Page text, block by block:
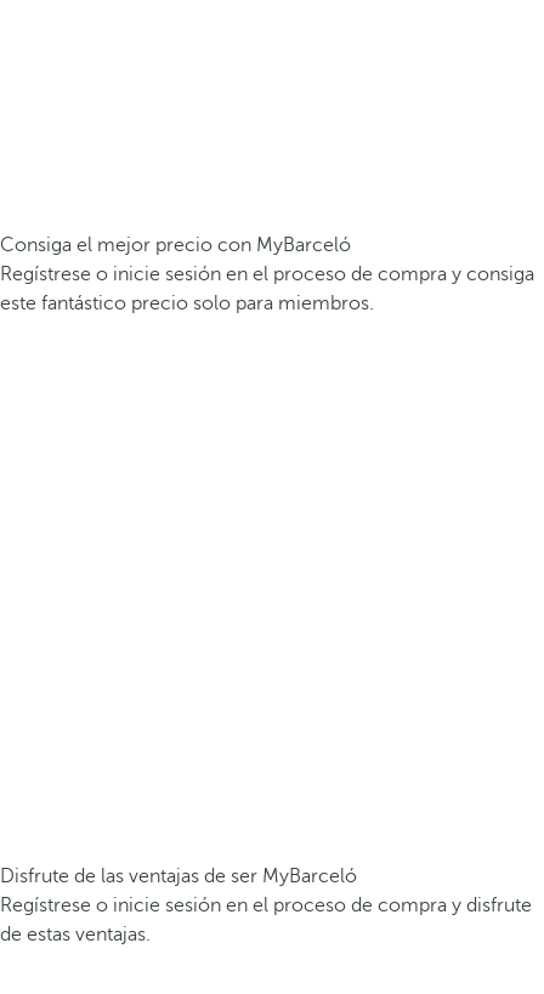
Consiga el mejor precio con MyBarceló
Regístrese o inicie sesión en el proceso de compra y consiga
este fantástico precio solo para miembros.
Disfrute de las ventajas de ser MyBarceló
Regístrese o inicie sesión en el proceso de compra y disfrute
de estas ventajas.